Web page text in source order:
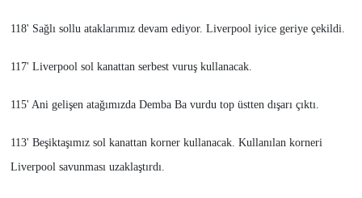
118' Sağlı sollu ataklarımız devam ediyor. Liverpool iyice geriye çekildi.
117' Liverpool sol kanattan serbest vuruş kullanacak.
115' Ani gelişen atağımızda Demba Ba vurdu top üstten dışarı çıktı.
113' Beşiktaşımız sol kanattan korner kullanacak. Kullanılan korneri
Liverpool savunması uzaklaştırdı.